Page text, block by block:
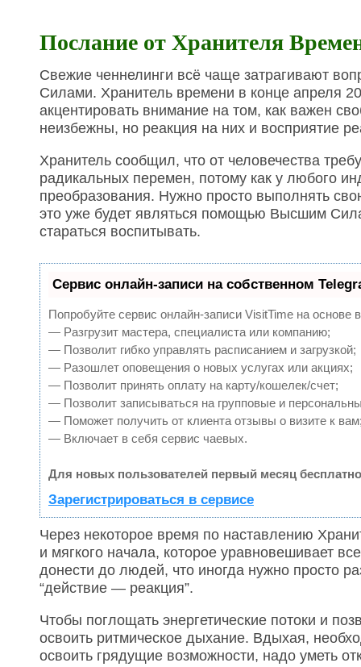
Послание от Хранителя
Свежие ченнелинги всё чаще затрагивают
Силами. Хранитель времени в конце апреля
акцентировать внимание на том, как важен
неизбежны, но реакция на них и восприятие
Хранитель сообщил, что от человечества
радикальных перемен, потому как у любого
преобразования. Нужно просто выполнять
это уже будет являться помощью Высшим
стараться воспитывать.
Сервис онлайн-записи на собственном
Попробуйте сервис онлайн-записи VisitTime на основе
— Разгрузит мастера, специалиста или компанию;
— Позволит гибко управлять расписанием и загрузкой;
— Разошлет оповещения о новых услугах или акциях;
— Позволит принять оплату на карту/кошелек/счет;
— Позволит записываться на групповые и
— Поможет получить от клиента отзывы о визите к
— Включает в себя сервис чаевых.
Для новых пользователей первый месяц
Зарегистрироваться в сервисе
Через некоторое время по наставлению
и мягкого начала, которое уравновешивает
донести до людей, что иногда нужно просто
“действие — реакция”.
Чтобы поглощать энергетические потоки и
освоить ритмическое дыхание. Вдыхая,
освоить грядущие возможности, надо уметь